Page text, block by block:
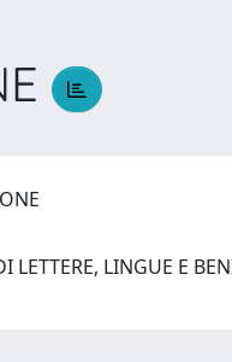
LETTERE, LINGUE E